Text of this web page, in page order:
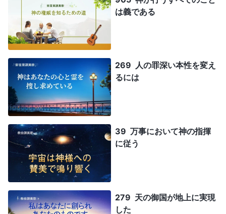
は義である
269 人の罪深い本性を変え
るには
39 万事において神の指揮
に従う
279 天の御国が地上に実現
した